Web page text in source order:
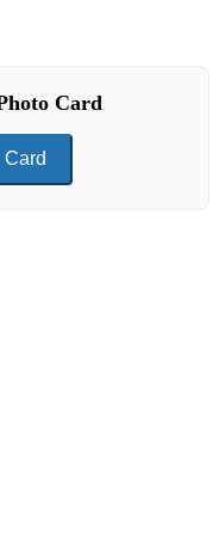
Card